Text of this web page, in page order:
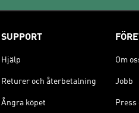
SUPPORT
Hjälp
Returer och återbetalning
Ångra köpet
Om
Jobb
Press